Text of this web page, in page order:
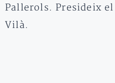
Pallerols. Presideix
Vilà.